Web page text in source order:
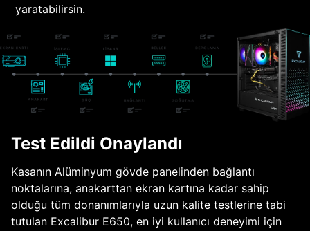
yaratabilirsin.
Test Edildi Onaylandı
Kasanın Alüminyum gövde panelinden bağlantı
noktalarına, anakarttan ekran kartına kadar sahip
olduğu tüm donanımlarıyla uzun kalite testlerine tabi
tutulan Excalibur E650, en iyi kullanıcı deneyimi için